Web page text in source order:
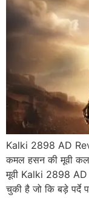
Kalki 2898 AD
कमल हसन की मूवी
मूवी Kalki 2898
चुकी है जो कि बड़े पर्दे